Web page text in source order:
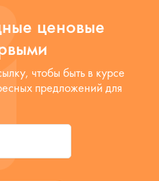
ценовые
чтобы быть в курсе
предложений для